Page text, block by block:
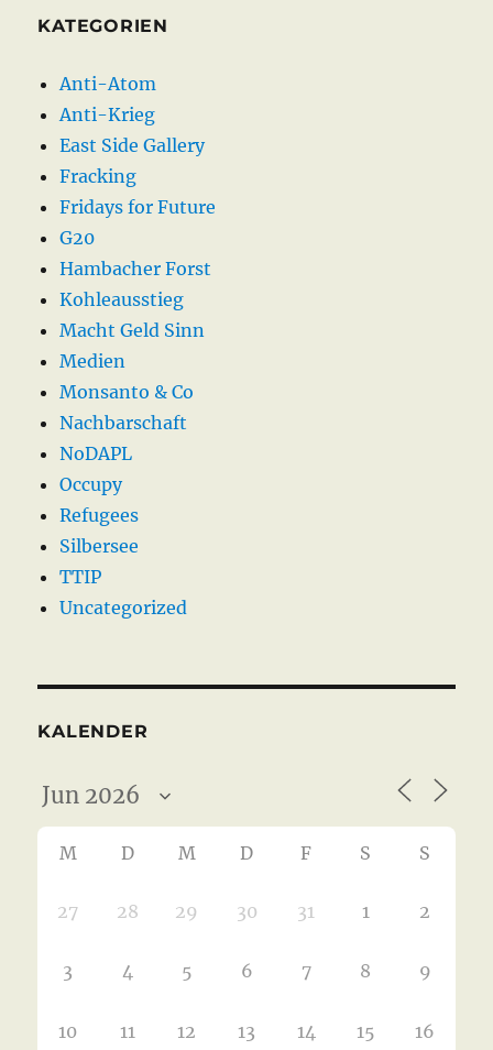
KATEGORIEN
Anti-Atom
Anti-Krieg
East Side Gallery
Fracking
Fridays for Future
G20
Hambacher Forst
Kohleausstieg
Macht Geld Sinn
Medien
Monsanto & Co
Nachbarschaft
NoDAPL
Occupy
Refugees
Silbersee
TTIP
Uncategorized
KALENDER
M D M D F S S
27 28 29 30 31 1 2
3 4 5 6 7 8 9
10 11 12 13 14 15 16